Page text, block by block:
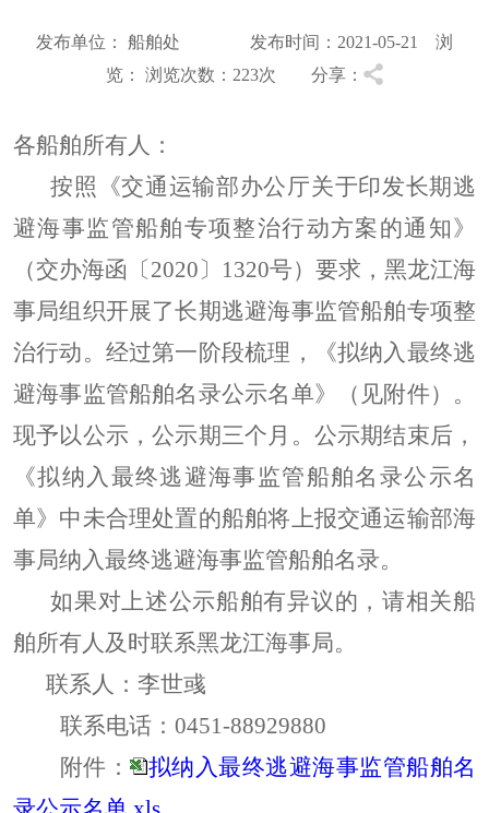
发布单位： 船舶处 发布时间：2021-05-21 浏
览： 浏览次数：223次 分享：
各船舶所有人：
按照《交通运输部办公厅关于印发长期逃
避海事监管船舶专项整治行动方案的通知》
（交办海函〔2020〕1320号）要求，黑龙江海
事局组织开展了长期逃避海事监管船舶专项整
治行动。经过第一阶段梳理，《拟纳入最终逃
避海事监管船舶名录公示名单》（见附件）。
现予以公示，公示期三个月。公示期结束后，
《拟纳入最终逃避海事监管船舶名录公示名
单》中未合理处置的船舶将上报交通运输部海
事局纳入最终逃避海事监管船舶名录。
如果对上述公示船舶有异议的，请相关船
舶所有人及时联系黑龙江海事局。
联系人：李世彧
联系电话：0451-88929880
附件：
拟纳入最终逃避海事监管船舶名